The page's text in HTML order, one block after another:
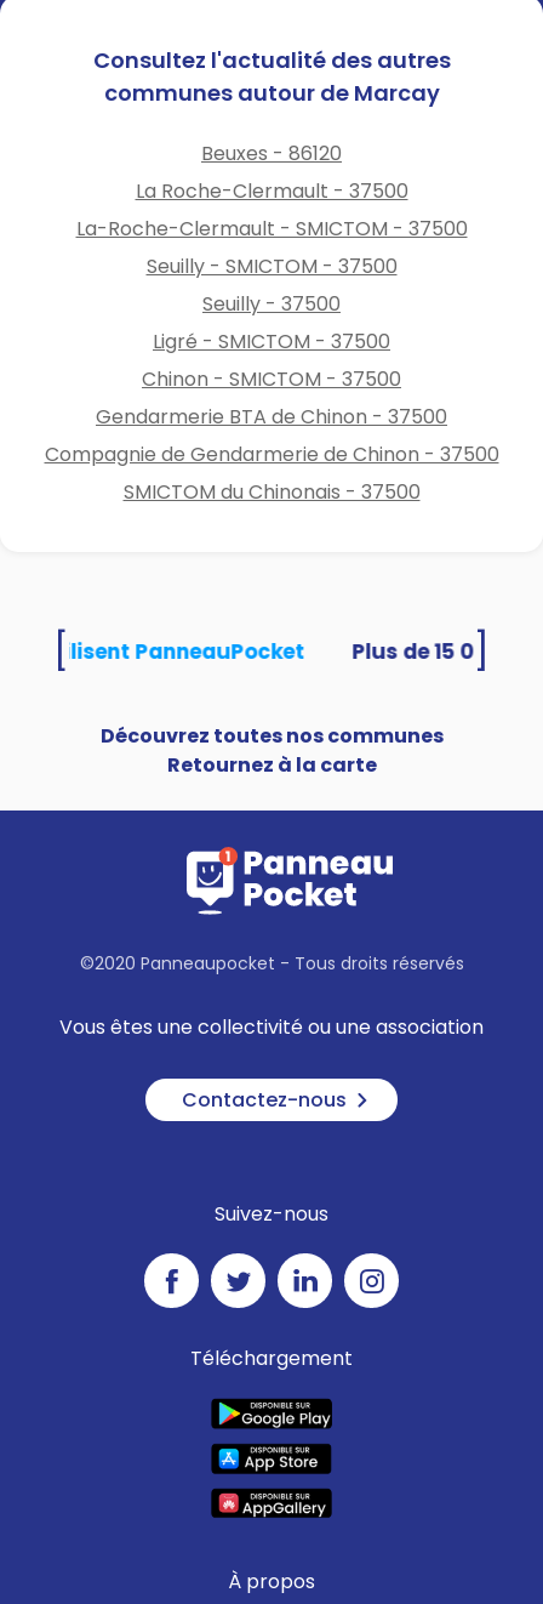
Consultez l'actualité des autres
communes autour de Marcay
Beuxes - 86120
La Roche-Clermault - 37500
La-Roche-Clermault - SMICTOM - 37500
Seuilly - SMICTOM - 37500
Seuilly - 37500
Ligré - SMICTOM - 37500
Chinon - SMICTOM - 37500
Gendarmerie BTA de Chinon - 37500
Compagnie de Gendarmerie de Chinon - 37500
SMICTOM du Chinonais - 37500
utilisent PanneauPocket
Découvrez toutes nos communes
Retournez à la carte
©2020 Panneaupocket - Tous droits réservés
Vous êtes une collectivité ou une association
Contactez-nous
Suivez-nous
Téléchargement
À propos